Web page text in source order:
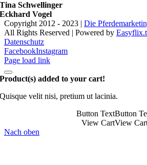
Tina Schwellinger
Eckhard Vogel
Copyright 2012 - 2023 | Die
All Rights Reserved | Powered by
Datenschutz
FacebookInstagram
Page load link
Product(s) added to your cart!
Quisque velit nisi, pretium ut lacinia.
Button TextButton
View CartView
Nach oben